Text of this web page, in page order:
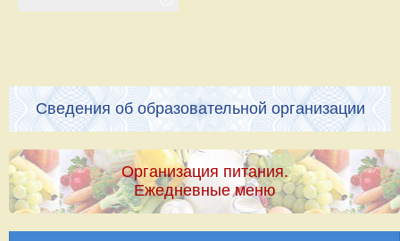
Сведения об образовательной организации
Организация питания.
Ежедневные меню